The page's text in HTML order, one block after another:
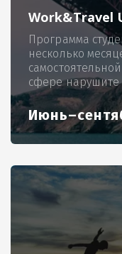
Work&Travel
Программа
несколько
сфере